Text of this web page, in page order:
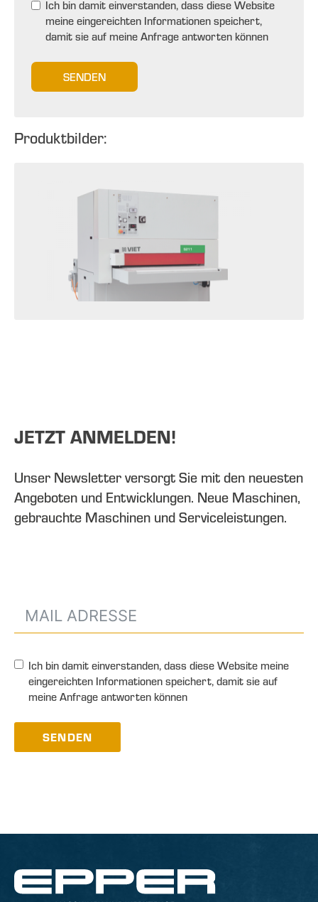
Ich bin damit einverstanden, dass diese Website
meine eingereichten Informationen speichert,
damit sie auf meine Anfrage antworten können
SENDEN
Produktbilder:
JETZT ANMELDEN!
Unser Newsletter versorgt Sie mit den neuesten
Angeboten und Entwicklungen. Neue Maschinen,
gebrauchte Maschinen und Serviceleistungen.
Ich bin damit einverstanden, dass diese Website meine
eingereichten Informationen speichert, damit sie auf
meine Anfrage antworten können
SENDEN